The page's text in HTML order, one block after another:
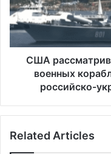
а
в
и
ы
Ю
с
м
а
т
США
военных
российско-
Related Articles